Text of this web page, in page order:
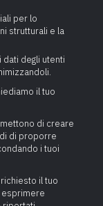
risorse
di
enti locali
sistema di
alle
sul
(RPD,
Data
DPO)
al
e inizio
Gare
10/91)
Sismiche
per lo
strutturali e la
dati degli utenti
il tuo
di creare
di proporre
i tuoi
il tuo